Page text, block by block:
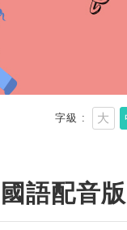
字級 大
語配音版